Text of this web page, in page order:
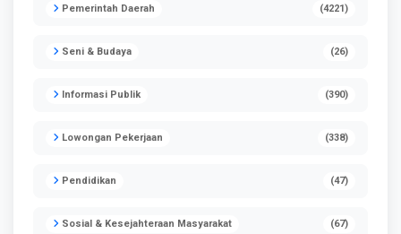
Pemerintah Daerah (4221)
Seni & Budaya (26)
Informasi Publik (390)
Lowongan Pekerjaan (338)
Pendidikan (47)
Sosial & Kesejahteraan Masyarakat (67)